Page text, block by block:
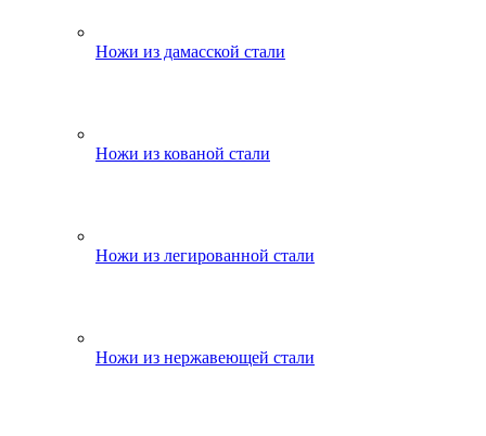
Ножи из дамасской стали
Ножи из кованой стали
Ножи из легированной стали
Ножи из нержавеющей стали